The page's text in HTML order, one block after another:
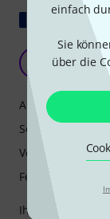
einfach
Sie
über die
Original
Gutes
Ihr Klang
Ansprache
Sound
Verarbeitung
Features